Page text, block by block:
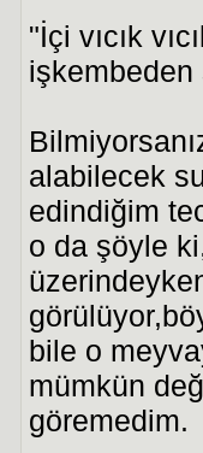
"İçi vıcık
işkembeden
alabilecek
edindiğim
o da şöyle
bile o
mümkün
göremedim.